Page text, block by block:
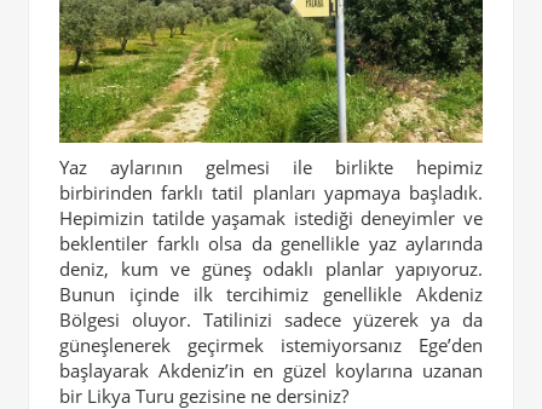
Yaz aylarının gelmesi ile birlikte hepimiz
birbirinden farklı tatil planları yapmaya başladık.
Hepimizin tatilde yaşamak istediği deneyimler ve
beklentiler farklı olsa da genellikle yaz aylarında
deniz, kum ve güneş odaklı planlar yapıyoruz.
Bunun içinde ilk tercihimiz genellikle Akdeniz
Bölgesi oluyor. Tatilinizi sadece yüzerek ya da
güneşlenerek geçirmek istemiyorsanız Ege’den
başlayarak Akdeniz’in en güzel koylarına uzanan
bir Likya Turu gezisine ne dersiniz?